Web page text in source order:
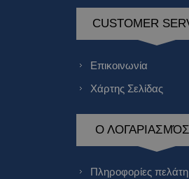
CUSTOMER
Επικοινωνία
Χάρτης Σελίδας
Ο
Πληροφορίες πελάτη